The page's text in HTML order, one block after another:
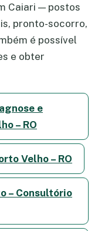
Caiari — postos
pronto-socorro,
é possível
e obter
e
– RO
Velho – RO
– Consultório